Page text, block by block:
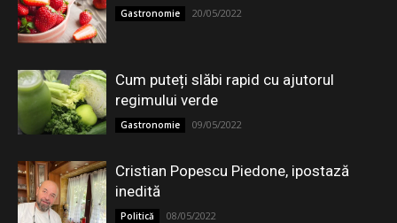
Gastronomie 20/05/2022
Cum puteți slăbi rapid cu ajutorul
regimului verde
Gastronomie 09/05/2022
Cristian Popescu Piedone, ipostază
inedită
Politică 08/05/2022